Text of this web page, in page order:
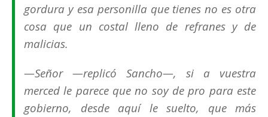
gordura y esa personilla que tienes no es otra
cosa que un costal lleno de refranes y de
malicias.
—Señor —replicó Sancho—, si a vuestra
merced le parece que no soy de pro para este
gobierno, desde aquí le suelto, que más